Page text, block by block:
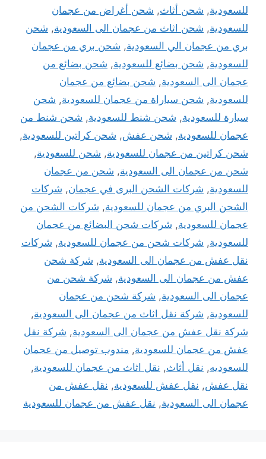
للسعودية, شحن أثاث, شحن أغراض من عجمان
للسعودية, شحن اثاث من عجمان الى السعودية, شحن
بري من عجمان الي السعودية, شحن بري من عجمان
للسعودية, شحن بضائع للسعودية, شحن بضائع من
عجمان الى السعودية, شحن بضائع من عجمان
للسعودية, شحن سياراة من عجمان للسعودية, شحن
سيارة للسعودية, شحن شنط للسعودية, شحن شنط من
عجمان للسعودية, شحن عفش, شحن كراتين للسعودية,
شحن كراتين من عجمان للسعودية, شحن للسعودية,
شحن من عجمان الى السعودية, شحن من عجمان
للسعودية, شركات الشحن البرى في عجمان, شركات
الشحن البري من عجمان للسعودية, شركات الشحن من
عجمان للسعودية, شركات شحن البضائع من عجمان
للسعودية, شركات شحن من عجمان للسعودية, شركات
نقل عفش من عجمان الى السعودية, شركة شحن
عفش من عجمان الى السعودية, شركة شحن من
عجمان الى السعودية, شركة شحن من عجمان
للسعودية, شركة نقل اثاث من عجمان الى السعودية,
شركة نقل عفش من عجمان الى السعودية, شركة نقل
عفش من عجمان للسعودية, مندوب توصيل من عجمان
للسعوديه, نقل أثاث, نقل اثاث من عجمان للسعودية,
نقل عفش, نقل عفش للسعودية, نقل عفش من
عجمان الى السعودية, نقل عفش من عجمان للسعودية